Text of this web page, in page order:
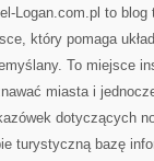
Logan.com.pl to
który pomaga
To miejsce
miasta i
dotyczących
turystyczną bazę